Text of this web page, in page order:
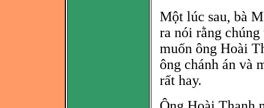
Một lúc sau, bà
ra nói rằng
muốn ông Hoài
ông chánh án và
rất hay.